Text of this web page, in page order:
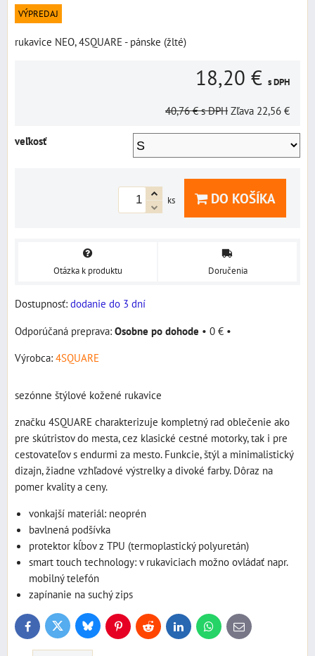
VÝPREDAJ
rukavice NEO, 4SQUARE - pánske (žlté)
18,20 € s DPH
40,76 € s DPH Zľava 22,56 €
veľkosť
ks DO KOŠÍKA
Otázka k produktu Doručenia
Dostupnosť: dodanie do 3 dní
Osobne po dohode • 0 € •
Výrobca: 4SQUARE
sezónne štýlové kožené rukavice
značku 4SQUARE charakterizuje kompletný rad oblečenie ako
pre skútristov do mesta, cez klasické cestné motorky, tak i pre
cestovateľov s endurmi za mesto. Funkcie, štýl a minimalistický
dizajn, žiadne vzhľadové výstrelky a divoké farby. Dôraz na
pomer kvality a ceny.
vonkajší materiál: neoprén
bavlnená podšívka
protektor kĺbov z TPU (termoplastický polyuretán)
smart touch technology: v rukaviciach možno ovládať napr.
mobilný telefón
zapínanie na suchý zips
FacebookTwitter BlueskyPinterestReddit LinkedInWhatsApp
E-
mail